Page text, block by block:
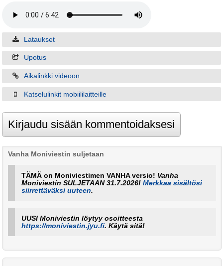
Lataukset
Upotus
Aikalinkki videoon
Katselulinkit mobiililaitteille
Vanha Moniviestin suljetaan
TÄMÄ on Moniviestimen VANHA versio! Vanha
Moniviestin SULJETAAN 31.7.2026!Merkkaa sisältösi
siirrettäväksi uuteen.
UUSI Moniviestin löytyy osoitteesta
https://moniviestin.jyu.fi. Käytä sitä!